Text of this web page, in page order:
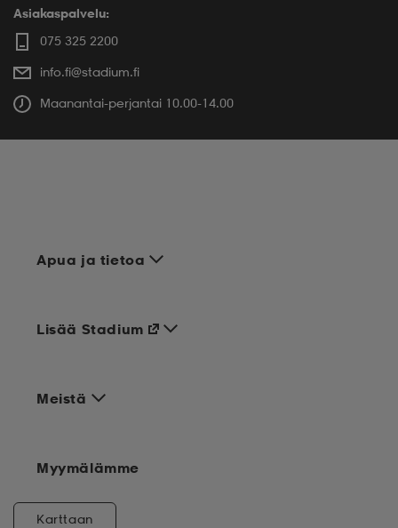
Asiakaspalvelu:
075 325 2200
info.fi@stadium.fi
Maanantai-perjantai 10.00-14.00
Apua ja tietoa
Meistä
Lisää Stadium
Myymälämme
Karttaan